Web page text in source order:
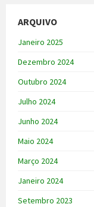
ARQUIVO
Janeiro 2025
Dezembro 2024
Outubro 2024
Julho 2024
Junho 2024
Maio 2024
Março 2024
Janeiro 2024
Setembro 2023